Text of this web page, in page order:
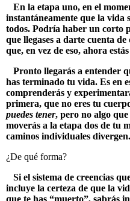
En la etapa uno, en el
instantáneamente que la vida
todos. Podría haber un corto
que llegases a darte cuenta
que, en vez de eso, ahora
Pronto llegarás a entender
has terminado tu vida. Es en
comprenderás y
primera, que no eres tu
puedes tener, pero no algo
moverás a la etapa dos de tu
caminos individuales divergen.
¿De qué forma?
Si el sistema de creencias
incluye la certeza de que la
que te has “muerto”, sabrás